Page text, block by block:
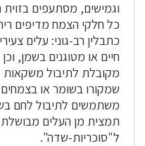
וגמישים, מסתעפים
כל חלקי הצמח מדיפים
כתבלין רב-גוני: עלים
חיים או מטוגנים בשמן,
מקובלת לתיבול משקאות
שמקורו בשומר או
משתמשים לתיבול לחם
תמצית מן העלים מבושלת
ל"סוכריות-שדה".